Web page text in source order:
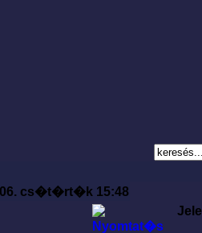
06. cs�t�rt�k 15:48